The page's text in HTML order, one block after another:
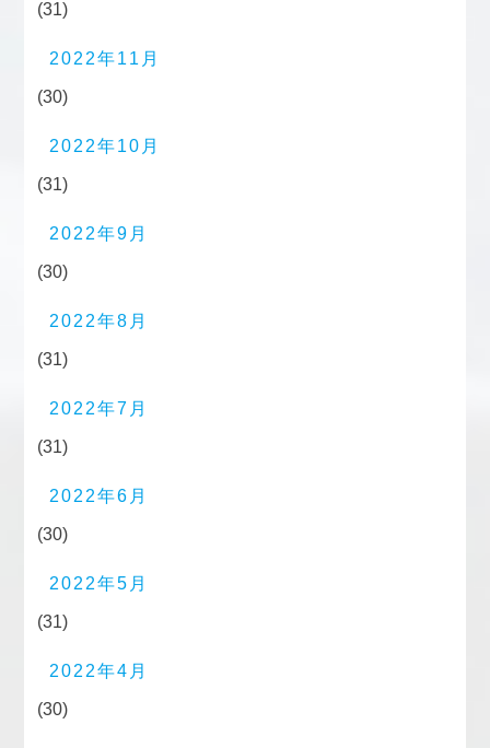
(31)
2022年11月
(30)
2022年10月
(31)
2022年9月
(30)
2022年8月
(31)
2022年7月
(31)
2022年6月
(30)
2022年5月
(31)
2022年4月
(30)